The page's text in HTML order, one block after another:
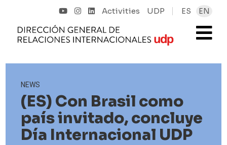
Activities UDP ES EN
NEWS
(ES) Con Brasil como
país invitado, concluye
Día Internacional UDP